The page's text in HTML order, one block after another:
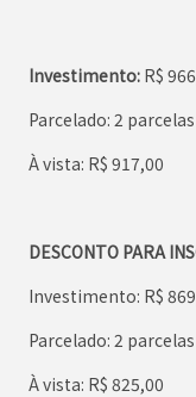
Investimento: R$
Parcelado: 2
À vista: R$ 917,00
DESCONTO PARA
Investimento: R$
Parcelado: 2
À vista: R$ 825,00